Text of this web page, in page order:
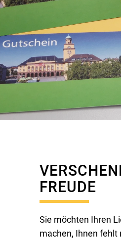
FREUDE
Sie möchten Ihren
machen, Ihnen fehlt